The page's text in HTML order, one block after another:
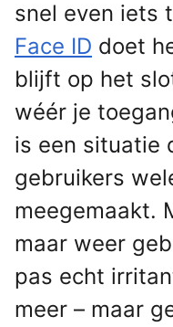
snel even iets
Face ID doet
blijft op het
wéér je
is een situatie
gebruikers
meegemaakt.
maar weer
pas echt
meer – maar